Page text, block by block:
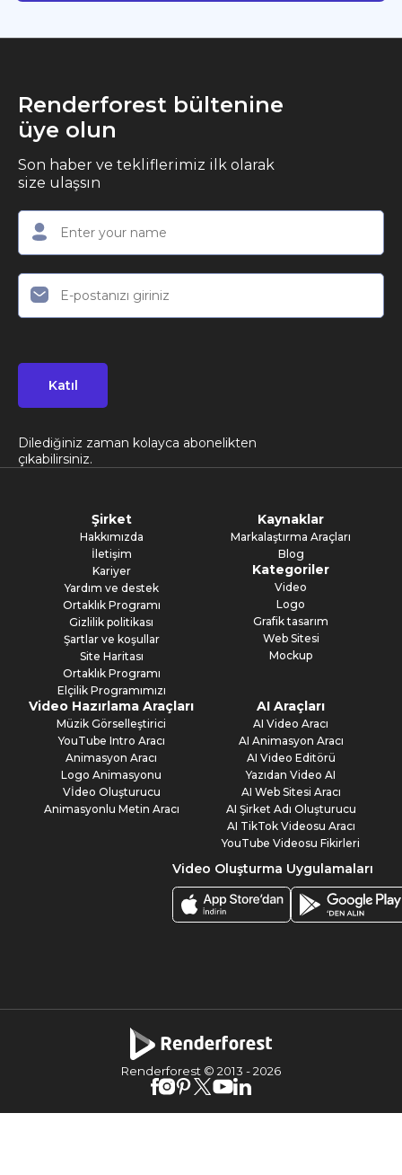
Renderforest bültenine
üye olun
Son haber ve tekliflerimiz ilk olarak
size ulaşsın
Katıl
Dilediğiniz zaman kolayca abonelikten
çıkabilirsiniz.
Şirket
Hakkımızda
İletişim
Kariyer
Yardım ve destek
Ortaklık Programı
Gizlilik politikası
Şartlar ve koşullar
Site Haritası
Ortaklık Programı
Elçilik Programımızı
Kaynaklar
Markalaştırma Araçları
Blog
Kategoriler
Video
Logo
Grafik tasarım
Web Sitesi
Mockup
Video Hazırlama Araçları
Müzik Görselleştirici
YouTube Intro Aracı
Animasyon Aracı
Logo Animasyonu
Vİdeo Oluşturucu
Animasyonlu Metin Aracı
AI Araçları
AI Video Aracı
AI Animasyon Aracı
AI Video Editörü
Yazıdan Video AI
AI Web Sitesi Aracı
AI Şirket Adı Oluşturucu
AI TikTok Videosu Aracı
YouTube Videosu Fikirleri
Video Oluşturma Uygulamaları
Renderforest © 2013 -2026